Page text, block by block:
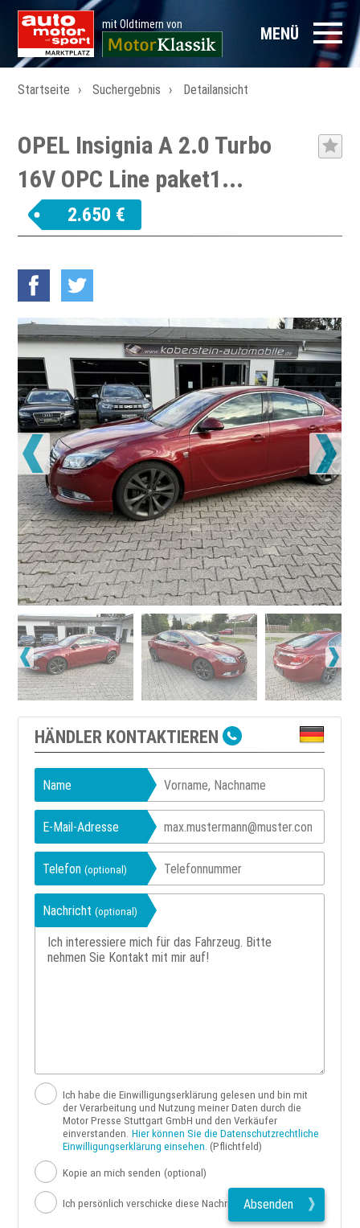
mit Oldtimern von MENÜ
Startseite Suchergebnis Detailansicht
OPEL Insignia A 2.0 Turbo
16V OPC Line paket1...
2.650 €
HÄNDLER KONTAKTIEREN
Name
E-Mail-Adresse
Telefon(optional)
Nachricht(optional)
Ich habe die Einwilligungserklärung gelesen und bin mit
der Verarbeitung und Nutzung meiner Daten durch die
Motor Presse Stuttgart GmbH und den Verkäufer
einverstanden. Hier können Sie die Datenschutzrechtliche
Einwilligungserklärung einsehen. (Pflichtfeld)
Kopie an mich senden (optional)
Ich persönlich verschicke diese Nachricht Absenden